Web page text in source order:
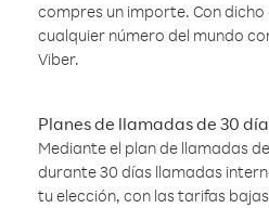
compres un importe. Con
cualquier número del mundo
Viber.
Planes de llamadas de 30
Mediante el plan de llamadas
durante 30 días llamadas
tu elección, con las tarifas